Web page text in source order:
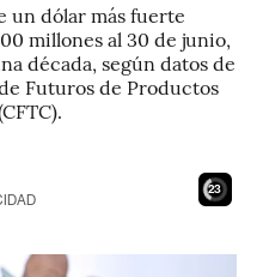
un dólar más fuerte
millones al 30 de junio,
década, según datos de
Futuros de Productos
21